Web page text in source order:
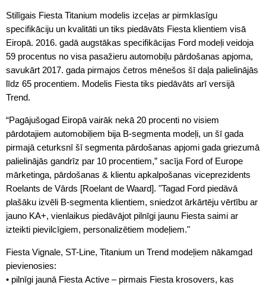
Stilīgais Fiesta Titanium modelis izceļas ar pirmklasīgu
specifikāciju un kvalitāti un tiks piedāvāts Fiesta klientiem visā
Eiropā. 2016. gadā augstākas specifikācijas Ford modeļi veidoja
59 procentus no visa pasažieru automobiļu pārdošanas apjoma,
savukārt 2017. gada pirmajos četros mēnešos šī daļa palielinājās
līdz 65 procentiem. Modelis Fiesta tiks piedāvāts arī versijā
Trend.
“Pagājušogad Eiropā vairāk nekā 20 procenti no visiem
pārdotajiem automobiļiem bija B-segmenta modeļi, un šī gada
pirmajā ceturksnī šī segmenta pārdošanas apjomi gada griezumā
palielinājās gandrīz par 10 procentiem,” sacīja Ford of Europe
mārketinga, pārdošanas & klientu apkalpošanas viceprezidents
Roelants de Vārds [Roelant de Waard]. "Tagad Ford piedāvā
plašāku izvēli B-segmenta klientiem, sniedzot ārkārtēju vērtību ar
jauno KA+, vienlaikus piedāvājot pilnīgi jaunu Fiesta saimi ar
izteikti pievilcīgiem, personalizētiem modeļiem."
Fiesta Vignale, ST-Line, Titanium un Trend modeļiem nākamgad
pievienosies:
• pilnīgi jaunā Fiesta Active – pirmais Fiesta krosovers, kas